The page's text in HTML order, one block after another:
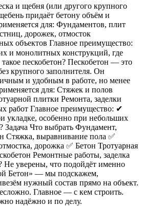
и щебня (или другого крупного
придаёт бетону объём и
для: Фундаментов, плит
дорожек, отмосток
объектов Главное преимущество:
и монолитных конструкций, где
пескобетон? Пескобетон — это
крупного заполнителя. Он
и удобным в работе, но менее
для: Стяжек и полов
плитки Ремонта, заделки
работ Главное преимущество: ✔
укладке, особенно при небольших
Задача Что выбрать Фундамент,
Стяжка, выравнивание пола ✅
дорожка ✅ Бетон Тротуарная
Ремонтные работы, заделка
Не уверены, что подойдёт именно
Бетон» — мы подскажем,
нужный состав прямо на объект.
Главное — с кем строить.
надёжно и по делу.